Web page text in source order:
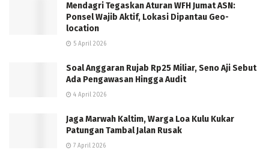
Mendagri Tegaskan Aturan WFH Jumat ASN:
Ponsel Wajib Aktif, Lokasi Dipantau Geo-
location
5 April 2026
Soal Anggaran Rujab Rp25 Miliar, Seno Aji Sebut
Ada Pengawasan Hingga Audit
4 April 2026
Jaga Marwah Kaltim, Warga Loa Kulu Kukar
Patungan Tambal Jalan Rusak
7 April 2026